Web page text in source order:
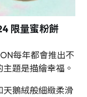
限量蜜粉餅
每年都會推出不
題是描繪幸福。
鵝絨般細緻柔滑